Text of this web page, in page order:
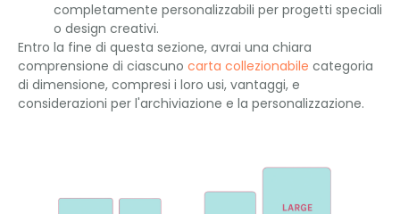
completamente personalizzabili per progetti speciali
o design creativi.
Entro la fine di questa sezione, avrai una chiara
comprensione di ciascuno carta collezionabile categoria
di dimensione, compresi i loro usi, vantaggi, e
considerazioni per l'archiviazione e la personalizzazione.